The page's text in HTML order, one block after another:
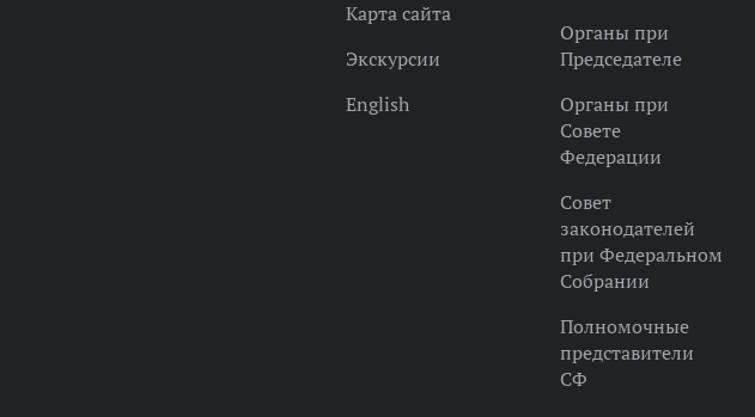
Карта сайта
Экскурсии
English
Органы при
Председателе
Органы при
Совете
Федерации
Совет
законодателей
при Федеральном
Собрании
Полномочные
представители
СФ